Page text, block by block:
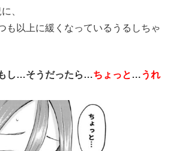
、
も以上に緩くなっているうるしちゃ
し…そうだったら…ちょっと…うれ